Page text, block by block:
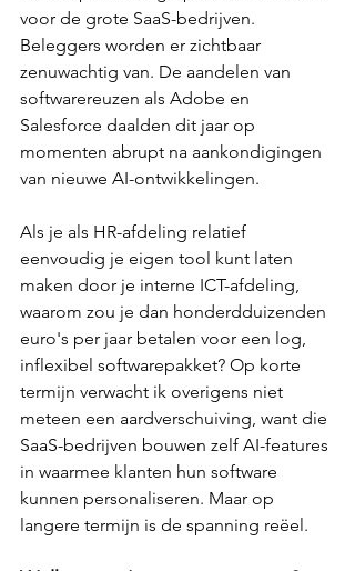
voor de grote SaaS-bedrijven.
Beleggers worden er zichtbaar
zenuwachtig van. De aandelen van
softwarereuzen als Adobe en
Salesforce daalden dit jaar op
momenten abrupt na aankondigingen
van nieuwe AI-ontwikkelingen.
Als je als HR-afdeling relatief
eenvoudig je eigen tool kunt laten
maken door je interne ICT-afdeling,
waarom zou je dan honderdduizenden
euro's per jaar betalen voor een log,
inflexibel softwarepakket? Op korte
termijn verwacht ik overigens niet
meteen een aardverschuiving, want die
SaaS-bedrijven bouwen zelf AI-features
in waarmee klanten hun software
kunnen personaliseren. Maar op
langere termijn is de spanning reëel.